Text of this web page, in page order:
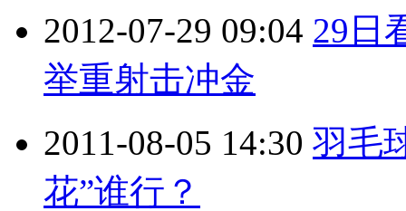
2012-07-29 09:04 29日
举重射击冲金
2011-08-05 14:30 羽毛
花”谁行？